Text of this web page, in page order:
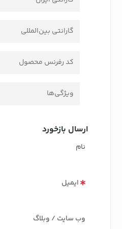
گارانتی بین‌المللی
کد رفرنس محصول
ویژگی‌ها
ارسال بازخورد
نام
ایمیل
وب سایت / وبلاگ